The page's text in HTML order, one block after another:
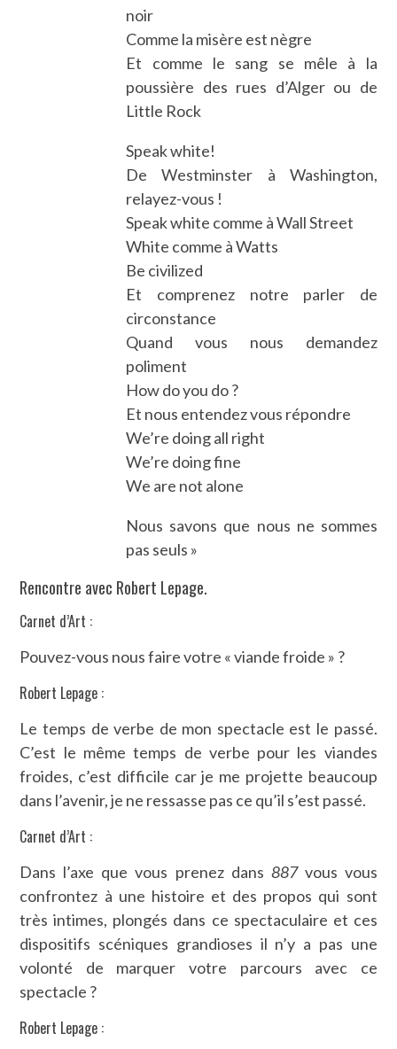
noir
Comme la misère est nègre
Et comme le sang se mêle à la
poussière des rues d’Alger ou de
Little Rock
Speak white!
De Westminster à Washington,
relayez-vous !
Speak white comme à Wall Street
White comme à Watts
Be civilized
Et comprenez notre parler de
circonstance
Quand vous nous demandez
poliment
How do you do ?
Et nous entendez vous répondre
We’re doing all right
We’re doing fine
We are not alone
Nous savons que nous ne sommes
pas seuls »
Rencontre avec Robert Lepage.
Carnet d’Art :
Pouvez-vous nous faire votre « viande froide » ?
Robert Lepage :
Le temps de verbe de mon spectacle est le passé.
C’est le même temps de verbe pour les viandes
froides, c’est difficile car je me projette beaucoup
dans l’avenir, je ne ressasse pas ce qu’il s’est passé.
Carnet d’Art :
Dans l’axe que vous prenez dans 887vous vous
confrontez à une histoire et des propos qui sont
très intimes, plongés dans ce spectaculaire et ces
dispositifs scéniques grandioses il n’y a pas une
volonté de marquer votre parcours avec ce
spectacle ?
Robert Lepage :